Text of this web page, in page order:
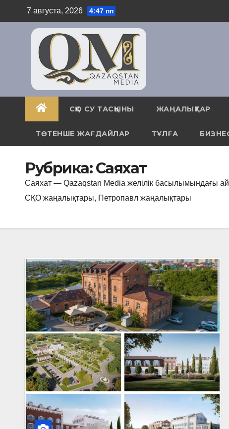
to
7 августа, 2026 4:47 пп
СҚО СУ ТАСҚЫНЫ ЖАҢАЛЫҚТАР
ТӨТЕНШЕ ЖАҒДАЙЛАР ТҰЛҒА
Рубрика:Саяхат
Саяхат — Qazaqstan Media желілік басылымындағы
СҚО жаңалықтары, Петропавл жаңалықтары